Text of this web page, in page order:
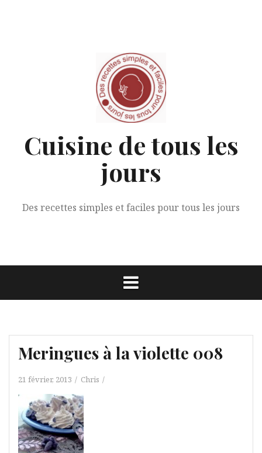
Cuisine de tous les
jours
Des recettes simples et faciles pour tous les jours
Meringues à la violette 008
21 février, 2013 Chris